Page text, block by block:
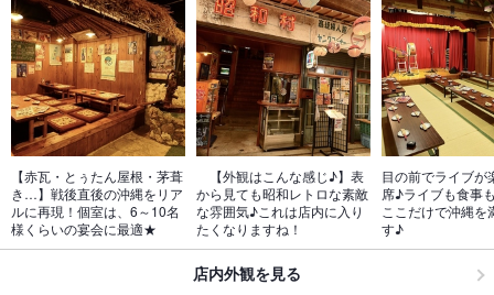
【赤瓦・とぅたん屋根・茅葺
き…】戦後直後の沖縄をリア
ルに再現！個室は、6～10名
様くらいの宴会に最適★
【外観はこんな感じ♪】表
から見ても昭和レトロな素敵
な雰囲気♪これは店内に入り
たくなりますね！
目の前でライブが
席♪ライブも食事
ここだけで沖縄を
す♪
店内外観を見る